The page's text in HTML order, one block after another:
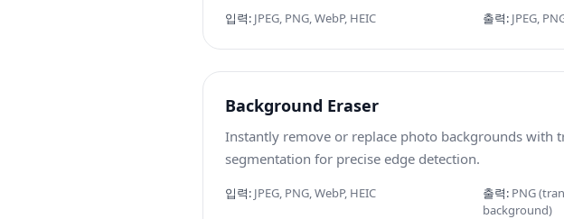
입력: JPEG, PNG, WebP, HEIC 출력: JPEG,
Background Eraser
Instantly remove or replace photo backgrounds with
segmentation for precise edge detection.
입력: JPEG, PNG, WebP, HEIC 출력: PNG
background)